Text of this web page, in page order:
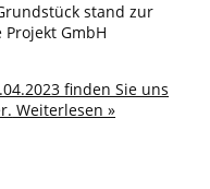
stand zur
GmbH
finden Sie uns
Weiterlesen »